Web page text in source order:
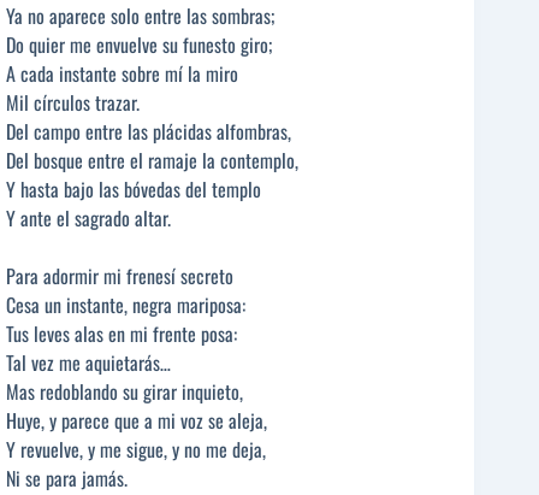
Ya no aparece solo entre las sombras;
Do quier me envuelve su funesto giro;
A cada instante sobre mí la miro
Mil círculos trazar.
Del campo entre las plácidas alfombras,
Del bosque entre el ramaje la contemplo,
Y hasta bajo las bóvedas del templo
Y ante el sagrado altar.
Para adormir mi frenesí secreto
Cesa un instante, negra mariposa:
Tus leves alas en mi frente posa:
Tal vez me aquietarás…
Mas redoblando su girar inquieto,
Huye, y parece que a mi voz se aleja,
Y revuelve, y me sigue, y no me deja,
Ni se para jamás.